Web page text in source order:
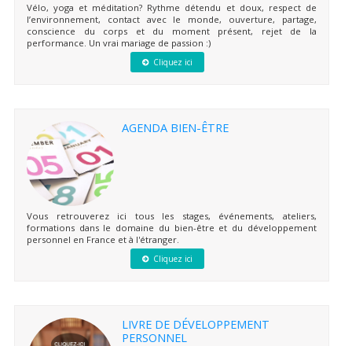
Vélo, yoga et méditation? Rythme détendu et doux, respect de
l’environnement, contact avec le monde, ouverture, partage,
conscience du corps et du moment présent, rejet de la
performance. Un vrai mariage de passion :)
Cliquez ici
AGENDA BIEN-ÊTRE
Vous retrouverez ici tous les stages, événements, ateliers,
formations dans le domaine du bien-être et du développement
personnel en France et à l'étranger.
Cliquez ici
LIVRE DE DÉVELOPPEMENT
PERSONNEL